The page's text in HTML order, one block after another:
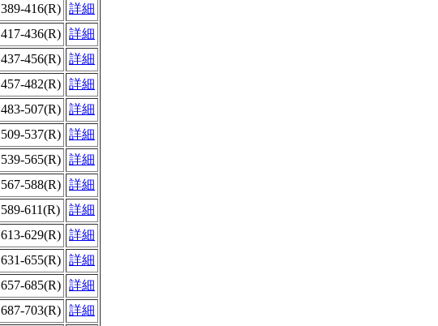
389-416(R) 詳細
417-436(R) 詳細
437-456(R) 詳細
457-482(R) 詳細
483-507(R) 詳細
509-537(R) 詳細
539-565(R) 詳細
567-588(R) 詳細
589-611(R)
詳細
613-629(R) 詳細
631-655(R) 詳細
657-685(R) 詳細
687-703(R) 詳細